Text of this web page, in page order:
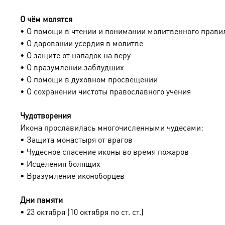
Мы доставляем эти уникальные иконы в надежной
Подписывайтесь на нашу группу ВКонтакте, чтобы
6284 можно онлайн
О чём молятся
• О помощи в чтении и понимании молитвенного
• О даровании усердия в молитве
• О защите от нападок на веру
• О вразумлении заблудших
• О помощи в духовном просвещении
• О сохранении чистоты православного учения
Чудотворения
Икона прославилась многочисленными чудесами:
• Защита монастыря от врагов
• Чудесное спасение иконы во время пожаров
• Исцеления болящих
• Вразумление иконоборцев
Дни памяти
• 23 октября (10 октября по ст. ст.)